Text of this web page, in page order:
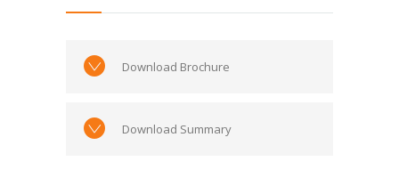
Download Brochure
Download Summary